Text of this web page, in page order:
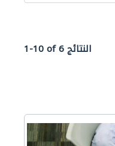
1-10 of 6 النتائج